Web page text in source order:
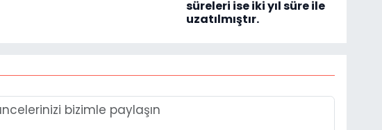
süreleri ise iki yıl süre ile
uzatılmıştır.